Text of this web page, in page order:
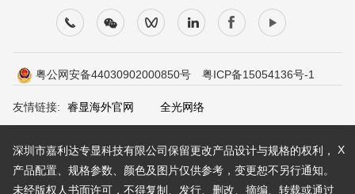
粤公网安备44030902000850号 粤ICP备15054136号-1
友情链接: 睿显海外官网 全光网络
深圳市嘉利达专显科技有限公司保留更改产品设计与规格的权利，
产品配置、规格参数、颜色及图片仅供参考，变更恕不另行通知。
未经版权人书面许可，不得复制、发行、删改、摘编、转载或通过
X